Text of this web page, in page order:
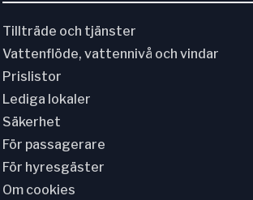
Tillträde och tjänster
Vattenflöde, vattennivå och vindar
Prislistor
Lediga lokaler
Säkerhet
För passagerare
För hyresgäster
Om cookies